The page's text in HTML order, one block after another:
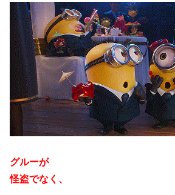
グルーが
怪盗でなく、